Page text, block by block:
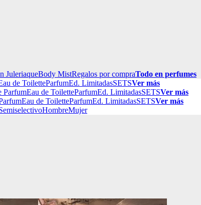
JuleriaqueBody MistRegalos por compraTodo en perfumes
de ToiletteParfumEd. LimitadasSETSVer más
ParfumEau de ToiletteParfumEd. LimitadasSETSVer más
Eau de ToiletteParfumEd. LimitadasSETSVer más
HombreMujer